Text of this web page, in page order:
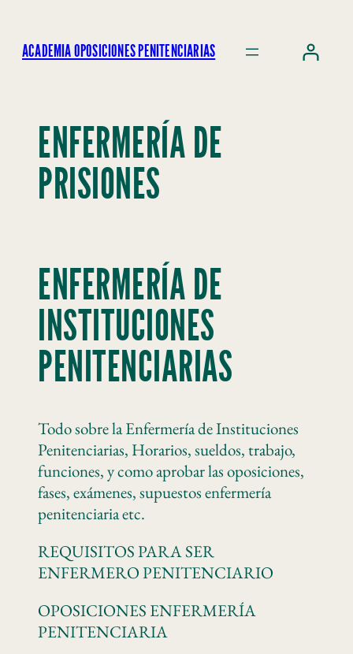
ACADEMIA OPOSICIONES PENITENCIARIAS
ENFERMERÍA DE
PRISIONES
ENFERMERÍA DE
INSTITUCIONES
PENITENCIARIAS
Todo sobre la Enfermería de Instituciones
Penitenciarias, Horarios, sueldos, trabajo,
funciones, y como aprobar las oposiciones,
fases, exámenes, supuestos enfermería
penitenciaria etc.
REQUISITOS PARA SER
ENFERMERO PENITENCIARIO
OPOSICIONES ENFERMERÍA
PENITENCIARIA